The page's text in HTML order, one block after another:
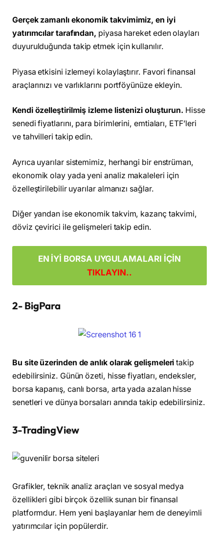
Gerçek zamanlı ekonomik takvimimiz, en iyi
yatırımcılar tarafından, piyasa hareket eden olayları
duyurulduğunda takip etmek için kullanılır.
Piyasa etkisini izlemeyi kolaylaştırır. Favori finansal
araçlarınızı ve varlıklarını portföyünüze ekleyin.
Kendi özelleştirilmiş izleme listenizi oluşturun. Hisse
senedi fiyatlarını, para birimlerini, emtiaları, ETF’leri
ve tahvilleri takip edin.
Ayrıca uyarılar sistemimiz, herhangi bir enstrüman,
ekonomik olay yada yeni analiz makaleleri için
özelleştirilebilir uyarılar almanızı sağlar.
Diğer yandan ise ekonomik takvim, kazanç takvimi,
döviz çevirici ile gelişmeleri takip edin.
EN İYİ BORSA UYGULAMALARI İÇİN
TIKLAYIN..
2- BigPara
Bu site üzerinden de anlık olarak gelişmeleri takip
edebilirsiniz. Günün özeti, hisse fiyatları, endeksler,
borsa kapanış, canlı borsa, arta yada azalan hisse
senetleri ve dünya borsaları anında takip edebilirsiniz.
3-TradingView
Grafikler, teknik analiz araçları ve sosyal medya
özellikleri gibi birçok özellik sunan bir finansal
platformdur. Hem yeni başlayanlar hem de deneyimli
yatırımcılar için popülerdir.